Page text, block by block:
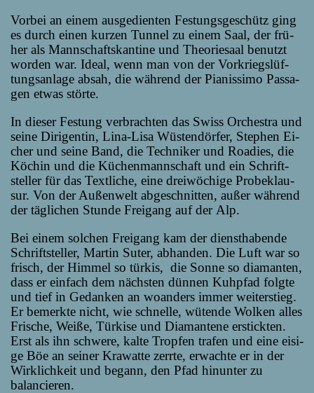
Vor­bei an ei­nem aus­ge­dien­ten Fes­tungs­ge­schütz ging
es durch ei­nen kur­zen Tun­nel zu ei­nem Saal, der frü­
her als Mann­schafts­kan­ti­ne und Theo­rie­saal be­nutzt
wor­den war. Ide­al, wenn man von der Vor­kriegs­lüf­
tungs­an­la­ge ab­sah, die wäh­rend der Pia­nis­si­mo Pas­sa­
gen et­was störte.
In die­ser Fes­tung ver­brach­ten das Swiss Or­ches­tra und
sei­ne Di­ri­gen­tin, Li­na-Li­sa Wüs­ten­dör­fer, Ste­phen Ei­
cher und sei­ne Band, die Tech­ni­ker und Roa­dies, die
Kö­chin und die Kü­chen­mann­schaft und ein Schrift­
stel­ler für das Text­li­che, ei­ne drei­wö­chi­ge Pro­be­klau­
sur. Von der Au­ßen­welt ab­ge­schnit­ten, au­ßer wäh­rend
der täg­li­chen Stun­de Frei­gang auf der Alp.
Bei ei­nem sol­chen Frei­gang kam der dienst­ha­ben­de
Schrift­stel­ler, Mar­tin Su­ter, ab­han­den. Die Luft war so
frisch, der Him­mel so tür­kis, die Son­ne so dia­man­ten,
dass er ein­fach dem nächs­ten dün­nen Kuh­pfad folg­te
und tief in Ge­dan­ken an wo­an­ders im­mer wei­ter­stieg.
Er be­merk­te nicht, wie schnel­le, wü­ten­de Wol­ken al­les
Fri­sche, Wei­ße, Tür­ki­se und Dia­man­te­ne er­stick­ten.
Erst als ihn schwe­re, kal­te Trop­fen tra­fen und ei­ne ei­si­
ge Böe an sei­ner Kra­wat­te zerr­te, er­wach­te er in der
Wirk­lich­keit und be­gann, den Pfad hin­un­ter zu
balancieren.